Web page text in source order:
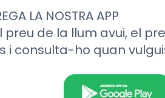
LA NOSTRA APP
preu de la llum avui, el
i consulta-ho quan